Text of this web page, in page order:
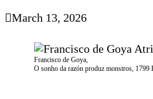
March 13, 2026
Francisco de Goya,
O sonho da razón produz monstros,